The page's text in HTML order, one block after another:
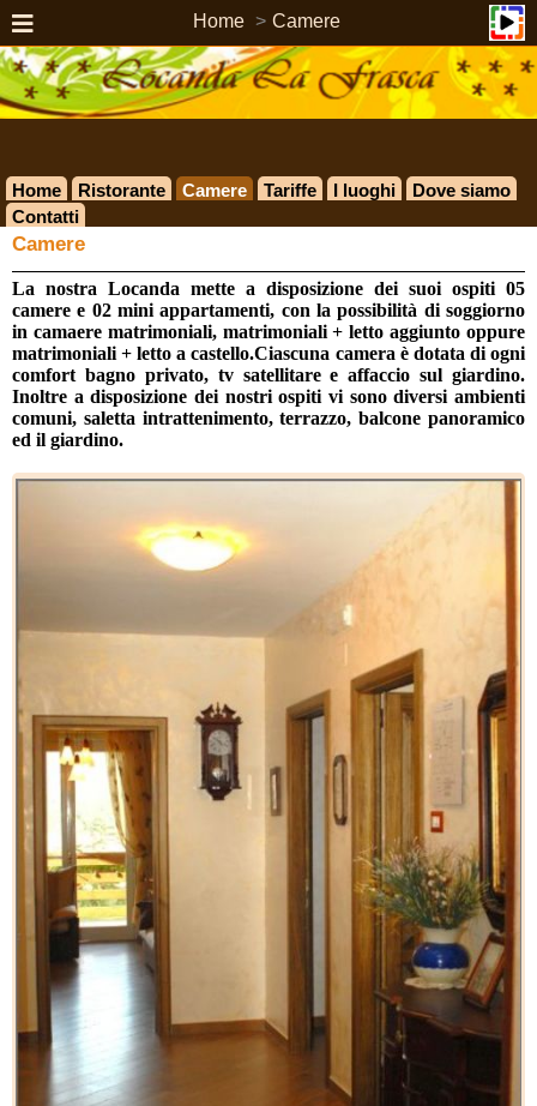
Home Camere
Home Ristorante Camere Tariffe I luoghi
Dove siamo
Contatti
Camere
La nostra Locanda mette a disposizione dei suoi ospiti 05
camere e 02 mini appartamenti, con la possibilità di soggiorno
in camaere matrimoniali, matrimoniali + letto aggiunto oppure
matrimoniali + letto a castello.Ciascuna camera è dotata di ogni
comfort bagno privato, tv satellitare e affaccio sul giardino.
Inoltre a disposizione dei nostri ospiti vi sono diversi ambienti
comuni, saletta intrattenimento, terrazzo, balcone panoramico
ed il giardino.